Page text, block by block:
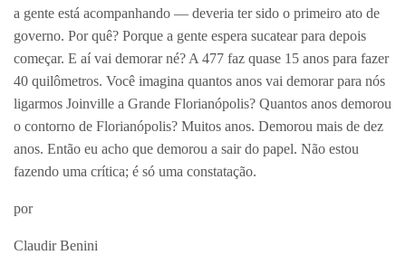
a gente está acompanhando — deveria ter sido o primeiro ato de
governo. Por quê? Porque a gente espera sucatear para depois
começar. E aí vai demorar né? A 477 faz quase 15 anos para fazer
40 quilômetros. Você imagina quantos anos vai demorar para nós
ligarmos Joinville a Grande Florianópolis? Quantos anos demorou
o contorno de Florianópolis? Muitos anos. Demorou mais de dez
anos. Então eu acho que demorou a sair do papel. Não estou
fazendo uma crítica; é só uma constatação.
por
Claudir Benini